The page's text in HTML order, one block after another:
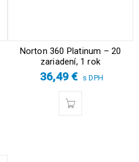
Norton 360 Platinum – 20
zariadení, 1 rok
36,49€ s DPH